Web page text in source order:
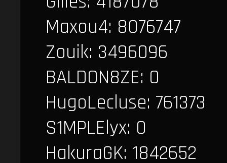
Maxou4: 8076747
Zouik: 3496096
BALDON8ZE: 0
HugoLecluse: 761373
S1MPLElyx: 0
HakuraGK: 1842652